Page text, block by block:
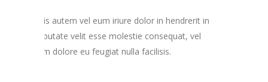
Duis autem vel eum iriure dolor in hendrerit in
vulputate velit esse molestie consequat, vel
illum dolore eu feugiat nulla facilisis.